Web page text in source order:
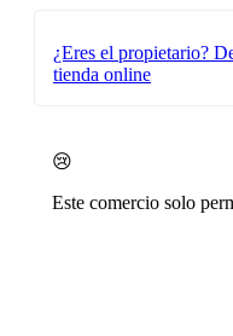
¿Eres el propietario?
tienda online
😢
Este comercio solo